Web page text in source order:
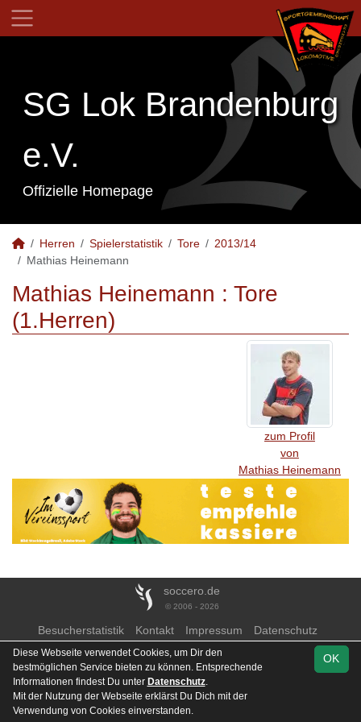
SG Lok Brandenburg
e.V.
Offizielle Homepage
Herren Spielerstatistik Tore
2013/14
Mathias Heinemann
Mathias Heinemann : Tore
(1.Herren)
zum Profil
von
Mathias Heinemann
soccero.de
© 2006 - 2026
Besucherstatistik Kontakt Impressum Datenschutz
OK
Diese Webseite verwendet Cookies, um Dir den
bestmöglichen Service bieten zu können. Entsprechende
Informationen findest Du unter Datenschutz.
Mit der Nutzung der Webseite erklärst Du Dich mit der
Verwendung von Cookies einverstanden.